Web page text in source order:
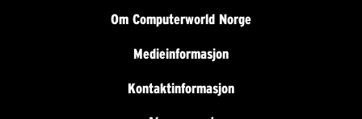
Om Computerworld Norge
Medieinformasjon
Kontaktinformasjon